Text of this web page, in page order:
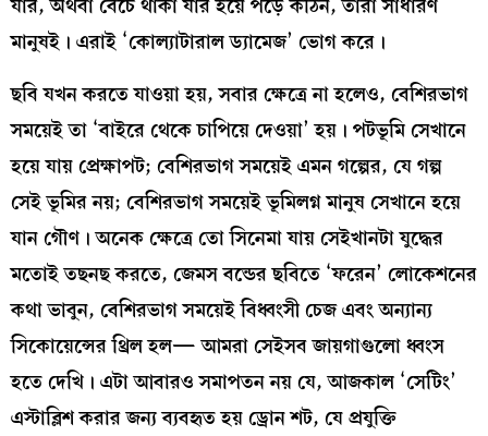
যার, অথবা বেঁচে থাকা যার হয়ে পড়ে কঠিন, তারা সাধারণ
মানুষই। এরাই ‘কোল্যাটারাল ড্যামেজ’ ভোগ করে।
ছবি যখন করতে যাওয়া হয়, সবার ক্ষেত্রে না হলেও, বেশিরভাগ
সময়েই তা ‘বাইরে থেকে চাপিয়ে দেওয়া’ হয়। পটভূমি সেখানে
হয়ে যায় প্রেক্ষাপট; বেশিরভাগ সময়েই এমন গল্পের, যে গল্প
সেই ভূমির নয়; বেশিরভাগ সময়েই ভূমিলগ্ন মানুষ সেখানে হয়ে
যান গৌণ। অনেক ক্ষেত্রে তো সিনেমা যায় সেইখানটা যুদ্ধের
মতোই তছনছ করতে, জেমস বন্ডের ছবিতে ‘ফরেন’ লোকেশনের
কথা ভাবুন, বেশিরভাগ সময়েই বিধ্বংসী চেজ এবং অন্যান্য
সিকোয়েন্সের থ্রিল হল— আমরা সেইসব জায়গাগুলো ধ্বংস
হতে দেখি। এটা আবারও সমাপতন নয় যে, আজকাল ‘সেটিং’
এস্টাব্লিশ করার জন্য ব্যবহৃত হয় ড্রোন শট, যে প্রযুক্তি